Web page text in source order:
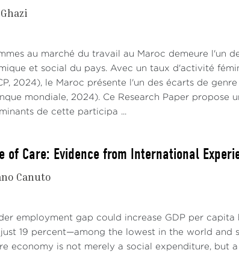
au marché du travail au Maroc demeure l'un
et social du pays. Avec un taux d'activité
2024), le Maroc présente l'un des écarts de
mondiale, 2024). Ce Research Paper propose
de cette participa ...
of Care: Evidence from International
Canuto
employment gap could increase GDP per
19 percent—among the lowest in the world and
economy is not merely a social expenditure, but